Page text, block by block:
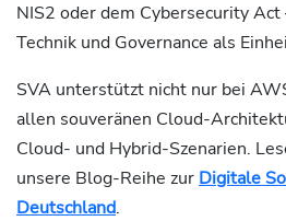
NIS2 oder dem Cybersecurity Act
Technik und Governance als
SVA unterstützt nicht nur bei
allen souveränen Cloud-
Cloud- und Hybrid-Szenarien.
unsere Blog-Reihe zur Digitale
Deutschland.